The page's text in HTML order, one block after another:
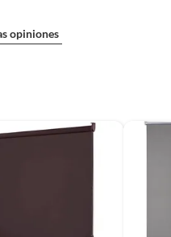
opiniones